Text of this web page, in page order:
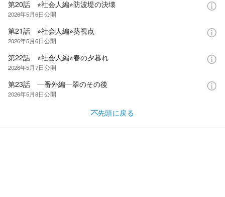
第20話 ⭐︎社会人編⭐︎防波堤の決壊
2026年5月6日公開
第21話 ⭐︎社会人編⭐︎葵視点
2026年5月6日公開
第22話 ⭐︎社会人編⭐︎春の夕暮れ
2026年5月7日公開
第23話 ―番外編―翠のその後
2026年5月8日公開
先頭に戻る